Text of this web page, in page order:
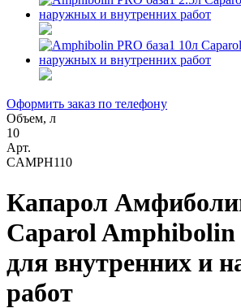
Оформить заказ по телефону
Объем, л
10
Арт.
CAMPH110
Капарол
Caparol Amphibolin
для внутренних и
работ